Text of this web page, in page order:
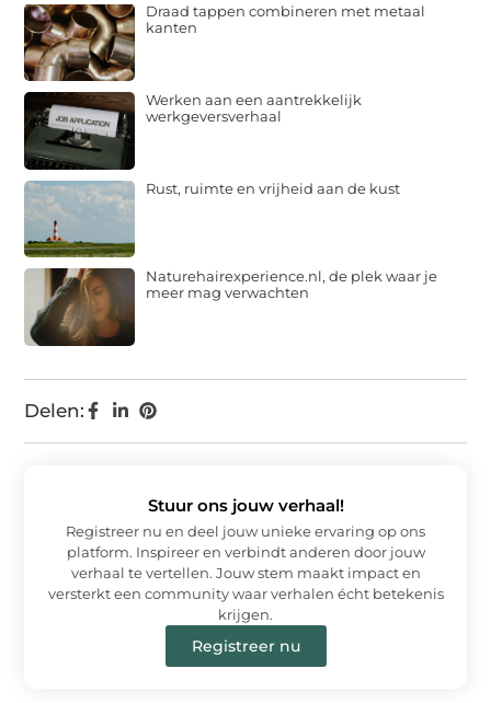
Delen:
Draad tappen combineren met metaal
kanten
Werken aan een aantrekkelijk
werkgeversverhaal
Rust, ruimte en vrijheid aan de kust
Naturehairexperience.nl, de plek waar je
meer mag verwachten
Stuur ons jouw verhaal!
Registreer nu en deel jouw unieke ervaring op ons
platform. Inspireer en verbindt anderen door jouw
verhaal te vertellen. Jouw stem maakt impact en
versterkt een community waar verhalen écht betekenis
krijgen.
Registreer nu